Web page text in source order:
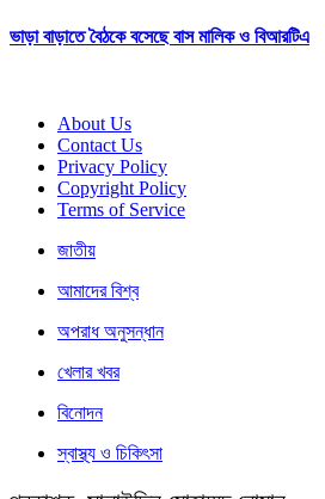
ভাড়া বাড়াতে বৈঠকে বসেছে বাস মালিক ও বিআরটিএ
About Us
Contact Us
Privacy Policy
Copyright Policy
Terms of Service
জাতীয়
আমাদের বিশ্ব
অপরাধ অনুসন্ধান
খেলার খবর
বিনোদন
স্বাস্থ্য ও চিকিৎসা